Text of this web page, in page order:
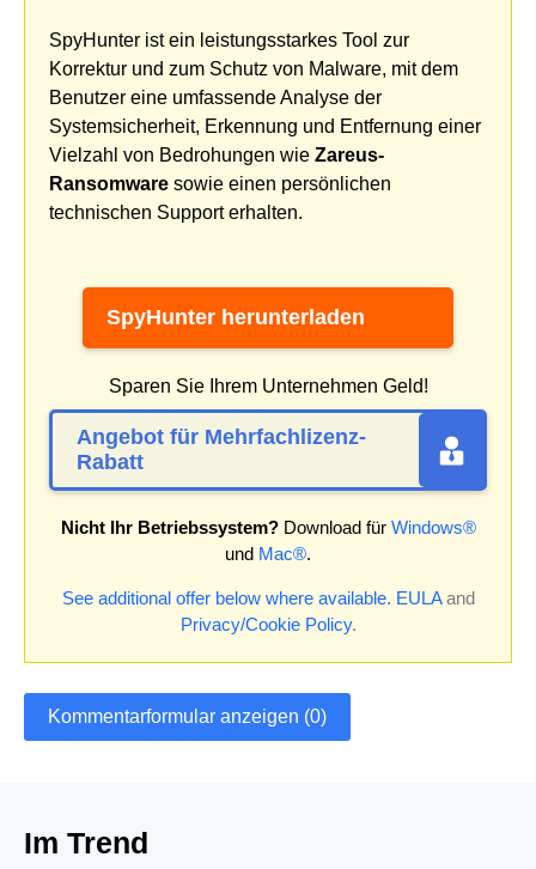
SpyHunter ist ein leistungsstarkes Tool zur
Korrektur und zum Schutz von Malware, mit dem
Benutzer eine umfassende Analyse der
Systemsicherheit, Erkennung und Entfernung einer
Vielzahl von Bedrohungen wie Zareus-
Ransomware sowie einen persönlichen
technischen Support erhalten.
SpyHunter herunterladen
Sparen Sie Ihrem Unternehmen Geld!
Angebot für Mehrfachlizenz-
Rabatt
Nicht Ihr Betriebssystem?Download für Windows®
und Mac®.
See additional offer below where available. EULAand
Privacy/Cookie Policy.
Kommentarformular anzeigen (0)
Im Trend